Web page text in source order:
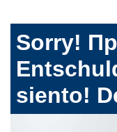
Sorry!
siento!